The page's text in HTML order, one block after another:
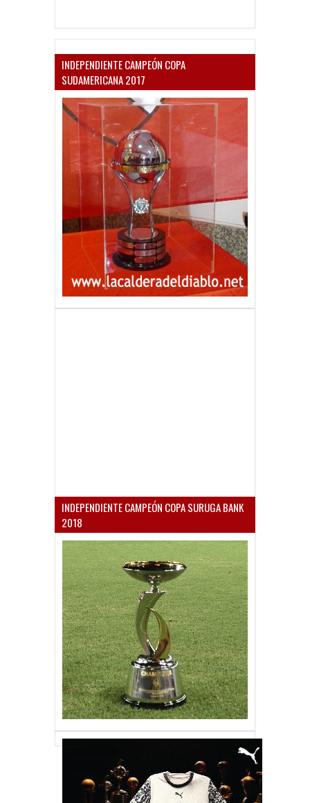
INDEPENDIENTE CAMPEÓN COPA
SUDAMERICANA 2017
INDEPENDIENTE CAMPEÓN COPA SURUGA BANK
2018